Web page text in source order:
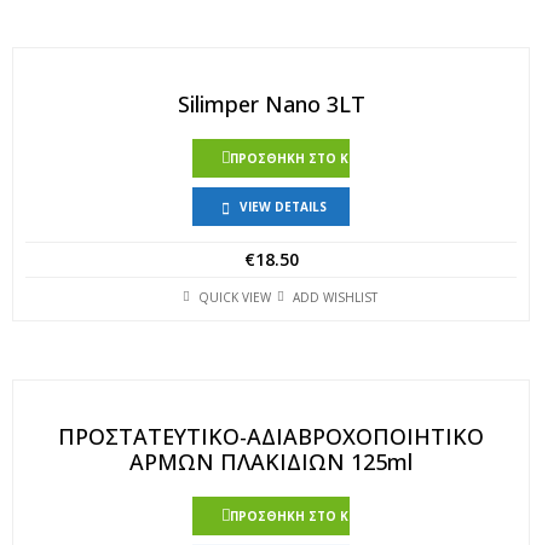
Silimper Nano 3LT
ΠΡΟΣΘΉΚΗ ΣΤΟ ΚΑΛΆΘΙ
VIEW DETAILS
€18.50
QUICK VIEW ADD WISHLIST
ΠΡΟΣΤΑΤΕΥΤΙΚΟ-ΑΔΙΑΒΡΟΧΟΠΟΙΗΤΙΚΟ
ΑΡΜΩΝ ΠΛΑΚΙΔΙΩΝ 125ml
ΠΡΟΣΘΉΚΗ ΣΤΟ ΚΑΛΆΘΙ